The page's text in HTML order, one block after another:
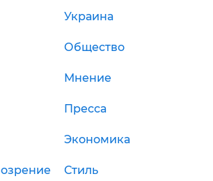
Украина
Общество
Мнение
Пресса
Экономика
Стиль